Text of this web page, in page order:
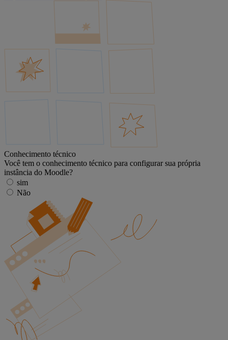
Conhecimento técnico
Você tem o conhecimento técnico para configurar sua própria
instância do Moodle?
sim
Não